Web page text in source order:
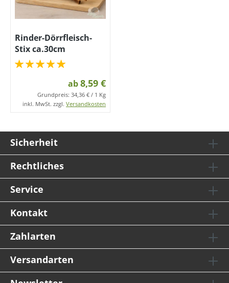
Rinder-Dörrfleisch-
Stix ca.30cm
ab8,59 €
Grundpreis: 34,36 € / 1 Kg
inkl. MwSt. zzgl. Versandkosten
Sicherheit
Rechtliches
Service
Kontakt
Zahlarten
Versandarten